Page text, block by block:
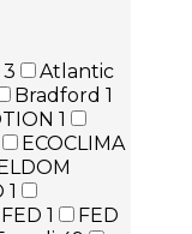
3
Atlantic
Bradford 1
1
ECOCLIMA
ELDOM
1
FED 1
FED